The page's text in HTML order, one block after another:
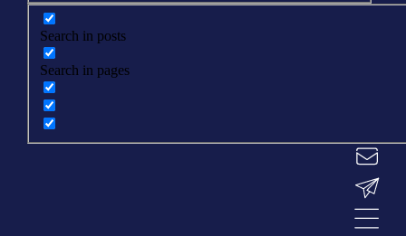
Search in posts
Search in pages